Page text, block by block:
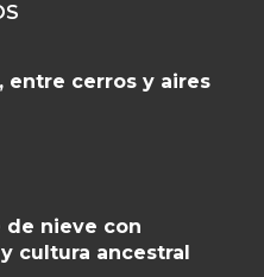
entre cerros y aires
de nieve con
cultura ancestral